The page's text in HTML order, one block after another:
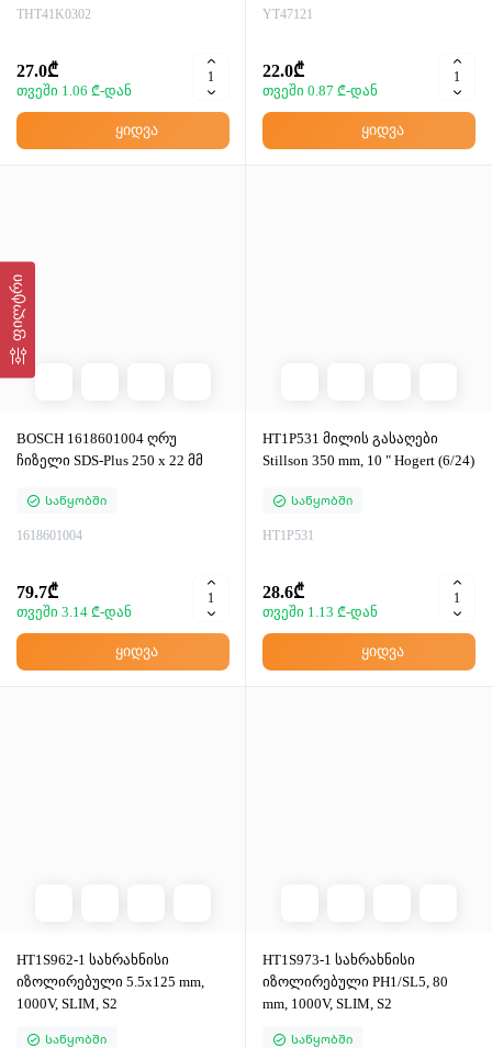
ფილტრი
THT41K0302
27.0₾
თვეში 1.06 ₾-დან
ყიდვა
YT47121
22.0₾
თვეში 0.87 ₾-დან
ყიდვა
BOSCH 1618601004 ღრუ
ჩიზელი SDS-Plus 250 x 22 მმ
Საწყობში
1618601004
79.7₾
თვეში 3.14 ₾-დან
ყიდვა
HT1P531 მილის გასაღები
Stillson 350 mm, 10 " Hogert (6/24)
Საწყობში
HT1P531
28.6₾
თვეში 1.13 ₾-დან
ყიდვა
HT1S962-1 სახრახნისი
იზოლირებული 5.5x125 mm,
1000V, SLIM, S2
Საწყობში
HT1S973-1 სახრახნისი
იზოლირებული PH1/SL5, 80
mm, 1000V, SLIM, S2
Საწყობში